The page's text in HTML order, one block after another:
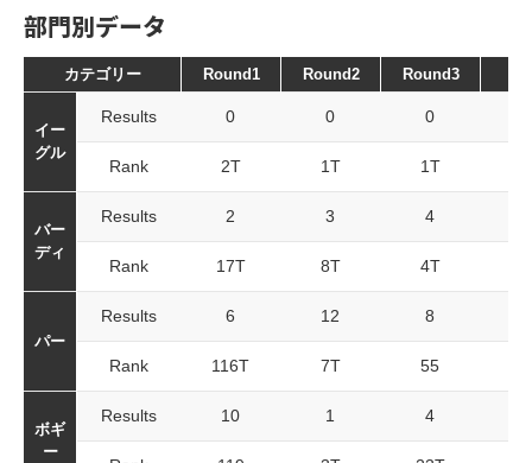
部門別データ
カテゴリー Round1 Round2 Round3
イー
グル
Results 0 0 0
Rank 2T 1T 1T
バー
ディ
Results 2 3 4
Rank 17T 8T 4T
パー
Results 6 12 8
Rank 116T 7T 55
ボギ
ー
Results 10 1 4